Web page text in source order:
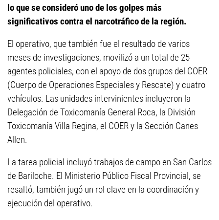
lo que se consideró uno de los golpes más
significativos contra el narcotráfico de la región.
El operativo, que también fue el resultado de varios
meses de investigaciones, movilizó a un total de 25
agentes policiales, con el apoyo de dos grupos del COER
(Cuerpo de Operaciones Especiales y Rescate) y cuatro
vehículos. Las unidades intervinientes incluyeron la
Delegación de Toxicomanía General Roca, la División
Toxicomanía Villa Regina, el COER y la Sección Canes
Allen.
La tarea policial incluyó trabajos de campo en San Carlos
de Bariloche. El Ministerio Público Fiscal Provincial, se
resaltó, también jugó un rol clave en la coordinación y
ejecución del operativo.